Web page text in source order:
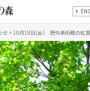
せ > 10月18日(金) 野外美術館の紅